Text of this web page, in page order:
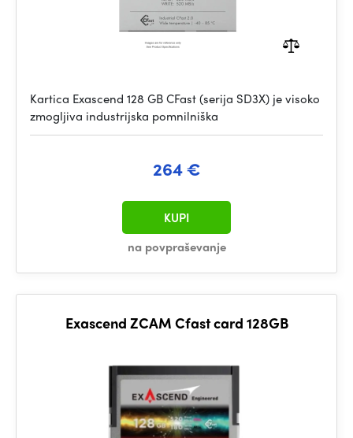
Kartica Exascend 128 GB CFast (serija SD3X) je visoko
zmogljiva industrijska pomnilniška
264 €
na povpraševanje
KUPI
Exascend ZCAM Cfast card 128GB